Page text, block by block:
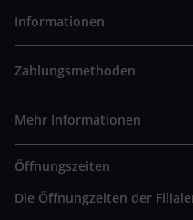
Informationen
Zahlungsmethoden
Mehr Informationen
Öffnungszeiten
Die Öffnungzeiten der